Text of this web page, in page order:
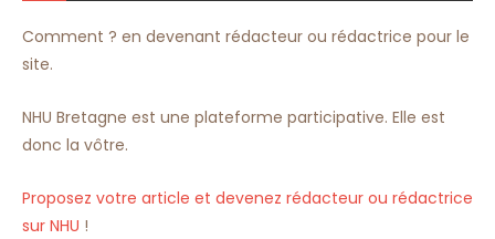
Comment ? en devenant rédacteur ou rédactrice pour le
site.
NHU Bretagne est une plateforme participative. Elle est
donc la vôtre.
Proposez votre article et devenez rédacteur ou rédactrice
sur NHU !